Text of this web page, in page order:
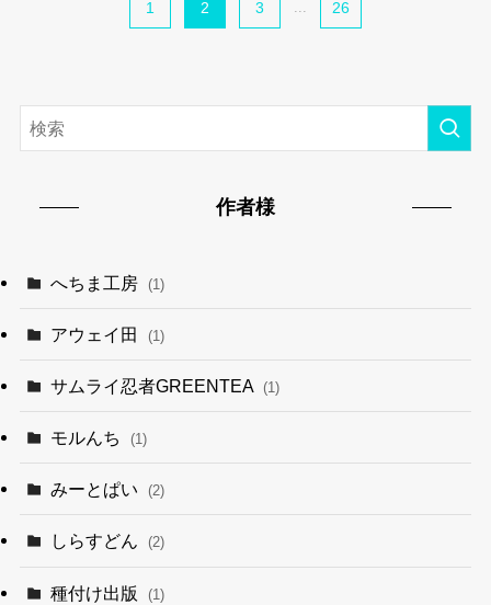
1 2 3 26
作者様
へちま工房 (1)
アウェイ田 (1)
サムライ忍者GREENTEA (1)
モルんち (1)
みーとぱい (2)
しらすどん (2)
種付け出版 (1)